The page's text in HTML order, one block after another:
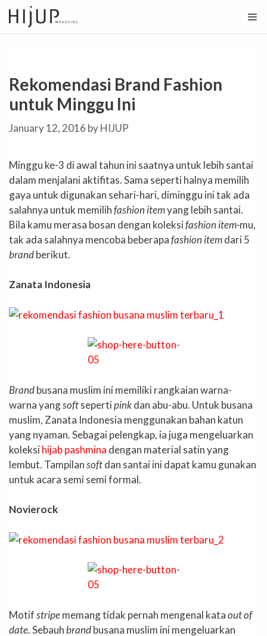
Skip
to
content
Rekomendasi Brand Fashion
untuk Minggu Ini
January 12, 2016 byHIJUP
Minggu ke-3 di awal tahun ini saatnya untuk lebih santai
dalam menjalani aktifitas. Sama seperti halnya memilih
gaya untuk digunakan sehari-hari, diminggu ini tak ada
salahnya untuk memilihfashion itemyang lebih santai.
Bila kamu merasa bosan dengan koleksifashion item-mu,
tak ada salahnya mencoba beberapafashion itemdari 5
brandberikut.
Zanata Indonesia
Brandbusana muslim ini memiliki rangkaian warna-
warna yangsoftsepertipinkdan abu-abu. Untuk busana
muslim, Zanata Indonesia menggunakan bahan katun
yang nyaman. Sebagai pelengkap, ia juga mengeluarkan
koleksihijabpashmina dengan material satin yang
lembut. Tampilansoftdan santai ini dapat kamu gunakan
untuk acara semi semi formal.
Novierock
Motifstripememang tidak pernah mengenal kataout of
date.Sebauhbrandbusana muslim ini mengeluarkan